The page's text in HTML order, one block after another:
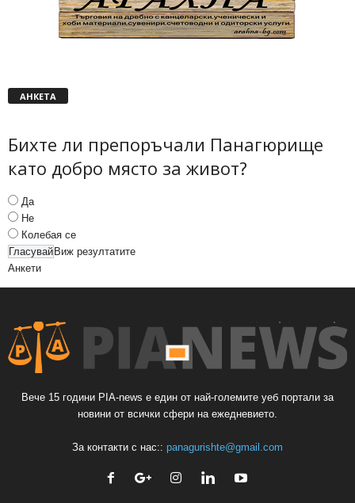
АНКЕТА
Бихте ли препоръчали Панагюрище
като добро място за живот?
Да
Не
Колебая се
Виж резултатите
Анкети
Вече 15 години PIA-news е един от най-големите уеб портали за
новини от всички сфери на ежедневието.
За контакти с нас:: panagurishte@gmail.com